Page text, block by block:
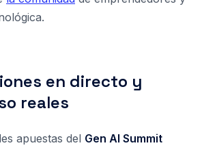
en directo y
reales
apuestas del Gen AI Summit